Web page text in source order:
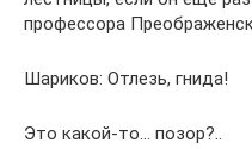
профессора
Шариков: Отлезь, гнида!
Это какой-то… позор?..